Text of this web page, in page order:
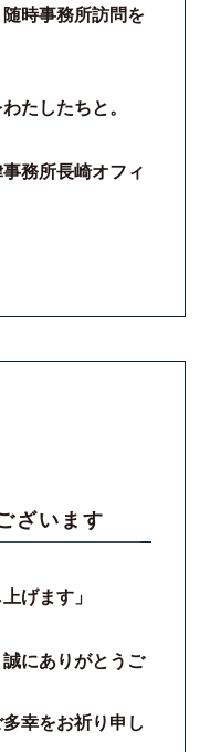
時事務所訪問を
たしたちと。
務所長崎オフィ
ざいます
げます」
誠にありがとうご
幸をお祈り申し